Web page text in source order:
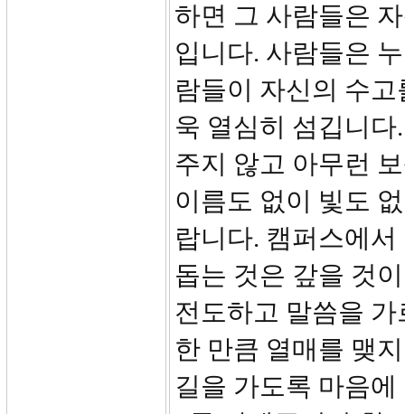
하면 그 사람들은
입니다. 사람들은
람들이 자신의 수
욱 열심히 섬깁니
주지 않고 아무런
이름도 없이 빛도
랍니다. 캠퍼스에
돕는 것은 갚을 것
전도하고 말씀을
한 만큼 열매를 맺
길을 가도록 마음